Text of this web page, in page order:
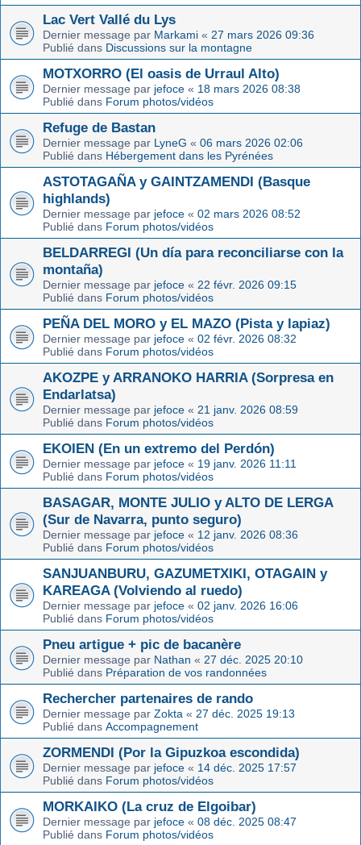
Lac Vert Vallé du Lys
Dernier message par Markami « 27 mars 2026 09:36
Publié dans Discussions sur la montagne
MOTXORRO (El oasis de Urraul Alto)
Dernier message par jefoce « 18 mars 2026 08:38
Publié dans Forum photos/vidéos
Refuge de Bastan
Dernier message par LyneG « 06 mars 2026 02:06
Publié dans Hébergement dans les Pyrénées
ASTOTAGAÑA y GAINTZAMENDI (Basque
highlands)
Dernier message par jefoce « 02 mars 2026 08:52
Publié dans Forum photos/vidéos
BELDARREGI (Un día para reconciliarse con la
montaña)
Dernier message par jefoce « 22 févr. 2026 09:15
Publié dans Forum photos/vidéos
PEÑA DEL MORO y EL MAZO (Pista y lapiaz)
Dernier message par jefoce « 02 févr. 2026 08:32
Publié dans Forum photos/vidéos
AKOZPE y ARRANOKO HARRIA (Sorpresa en
Endarlatsa)
Dernier message par jefoce « 21 janv. 2026 08:59
Publié dans Forum photos/vidéos
EKOIEN (En un extremo del Perdón)
Dernier message par jefoce « 19 janv. 2026 11:11
Publié dans Forum photos/vidéos
BASAGAR, MONTE JULIO y ALTO DE LERGA
(Sur de Navarra, punto seguro)
Dernier message par jefoce « 12 janv. 2026 08:36
Publié dans Forum photos/vidéos
SANJUANBURU, GAZUMETXIKI, OTAGAIN y
KAREAGA (Volviendo al ruedo)
Dernier message par jefoce « 02 janv. 2026 16:06
Publié dans Forum photos/vidéos
Pneu artigue + pic de bacanère
Dernier message par Nathan « 27 déc. 2025 20:10
Publié dans Préparation de vos randonnées
Rechercher partenaires de rando
Dernier message par Zokta « 27 déc. 2025 19:13
Publié dans Accompagnement
ZORMENDI (Por la Gipuzkoa escondida)
Dernier message par jefoce « 14 déc. 2025 17:57
Publié dans Forum photos/vidéos
MORKAIKO (La cruz de Elgoibar)
Dernier message par jefoce « 08 déc. 2025 08:47
Publié dans Forum photos/vidéos